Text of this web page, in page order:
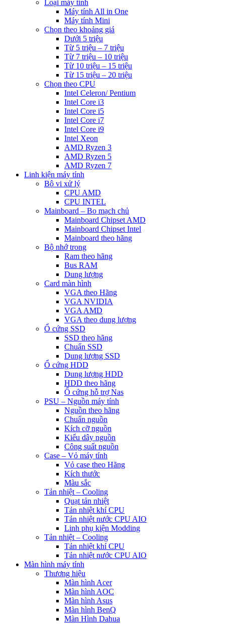
Loại máy tính
Máy tính All in One
Máy tính Mini
Chọn theo khoảng giá
Dưới 5 triệu
Từ 5 triệu – 7 triệu
Từ 7 triệu – 10 triệu
Từ 10 triệu – 15 triệu
Từ 15 triệu – 20 triệu
Chọn theo CPU
Intel Celeron/ Pentium
Intel Core i3
Intel Core i5
Intel Core i7
Intel Core i9
Intel Xeon
AMD Ryzen 3
AMD Ryzen 5
AMD Ryzen 7
Linh kiện máy tính
Bộ vi xử lý
CPU AMD
CPU INTEL
Mainboard – Bo mạch chủ
Mainboard Chipset AMD
Mainboard Chipset Intel
Mainboard theo hãng
Bộ nhớ trong
Ram theo hãng
Bus RAM
Dung lượng
Card màn hình
VGA theo Hãng
VGA NVIDIA
VGA AMD
VGA theo dung lượng
Ổ cứng SSD
SSD theo hãng
Chuẩn SSD
Dung lượng SSD
Ổ cứng HDD
Dung lượng HDD
HDD theo hãng
Ổ cứng hỗ trợ Nas
PSU – Nguồn máy tính
Nguồn theo hãng
Chuẩn nguồn
Kích cỡ nguồn
Kiểu dây nguồn
Công suất nguồn
Case – Vỏ máy tính
Vỏ case theo Hãng
Kích thước
Màu sắc
Tản nhiệt – Cooling
Quạt tản nhiệt
Tản nhiệt khí CPU
Tản nhiệt nước CPU AIO
Linh phụ kiện Modding
Tản nhiệt – Cooling
Tản nhiệt khí CPU
Tản nhiệt nước CPU AIO
Màn hình máy tính
Thương hiệu
Màn hình Acer
Màn hình AOC
Màn hình Asus
Màn hình BenQ
Màn Hình Dahua